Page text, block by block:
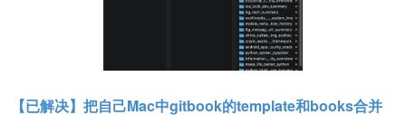
【已解决】把自己Mac中gitbook的template和books合并